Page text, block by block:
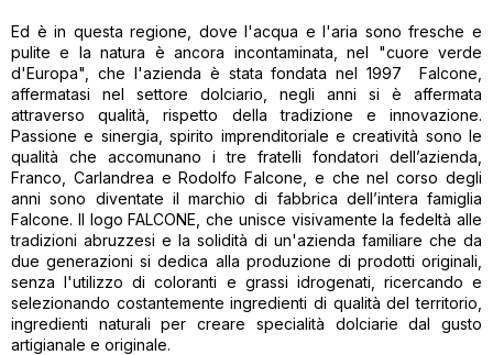
Ed è in questa regione, dove l'acqua e l'aria sono fresche e
pulite e la natura è ancora incontaminata, nel "cuore verde
d'Europa", che l'azienda è stata fondata nel 1997 Falcone,
affermatasi nel settore dolciario, negli anni si è affermata
attraverso qualità, rispetto della tradizione e innovazione.
Passione e sinergia, spirito imprenditoriale e creatività sono le
qualità che accomunano i tre fratelli fondatori dell’azienda,
Franco, Carlandrea e Rodolfo Falcone, e che nel corso degli
anni sono diventate il marchio di fabbrica dell’intera famiglia
Falcone. Il logo FALCONE, che unisce visivamente la fedeltà alle
tradizioni abruzzesi e la solidità di un'azienda familiare che da
due generazioni si dedica alla produzione di prodotti originali,
senza l'utilizzo di coloranti e grassi idrogenati, ricercando e
selezionando costantemente ingredienti di qualità del territorio,
ingredienti naturali per creare specialità dolciarie dal gusto
artigianale e originale.